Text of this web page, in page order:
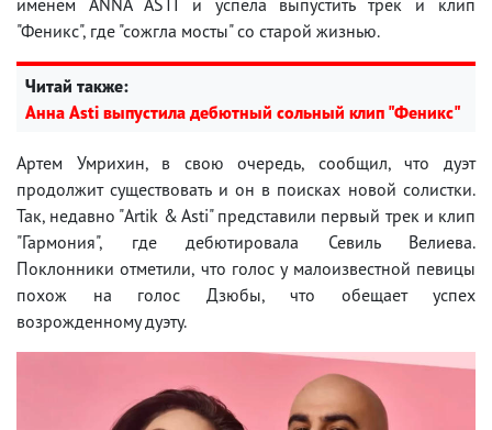
"Феникс", где "сожгла мосты" со старой жизнью.
Читай также:
Анна Asti выпустила дебютный сольный клип "Феникс"
Артем Умрихин, в свою очередь, сообщил, что дуэт
продолжит существовать и он в поисках новой солистки.
Так, недавно "Artik & Asti" представили первый трек и клип
"Гармония", где дебютировала Севиль Велиева.
Поклонники отметили, что голос у малоизвестной певицы
похож на голос Дзюбы, что обещает успех
возрожденному дуэту.